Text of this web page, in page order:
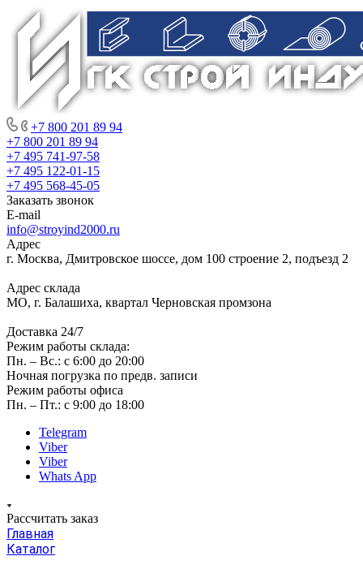
+7 800 201 89 94
+7 800 201 89 94
+7 495 741-97-58
+7 495 122-01-15
+7 495 568-45-05
Заказать звонок
E-mail
info@stroyind2000.ru
Адрес
г. Москва, Дмитровское шоссе, дом 100 строение 2, подъезд 2
Адрес склада
МО, г. Балашиха, квартал Черновская промзона
Доставка 24/7
Режим работы склада:
Пн. – Вс.: с 6:00 до 20:00
Ночная погрузка по предв. записи
Режим работы офиса
Пн. – Пт.: с 9:00 до 18:00
Telegram
Viber
Viber
Whats App
Рассчитать заказ
Главная
Каталог